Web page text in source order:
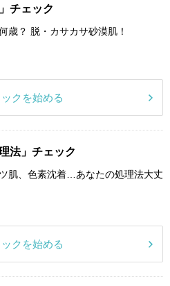
チェック
歳？ 脱・カサカサ砂漠肌！
クを始める
法」チェック
肌、色素沈着…あなたの処理法大丈
クを始める